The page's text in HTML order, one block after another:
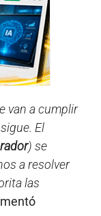
van a cumplir
El
) se
a resolver
las